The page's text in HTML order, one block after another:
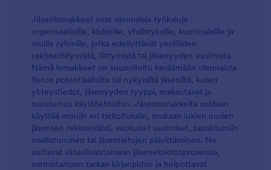
Jäsenlomakkeet ovat olennaisia työkaluja
organisaatioille, klubeille, yhdistyksille, kuntosaleille ja
muille ryhmille, jotka edellyttävät yksilöiden
rekisteröitymistä, liittymistä tai jäsenyyden uusimista.
Nämä lomakkeet on suunniteltu keräämään olennaista
tietoa potentiaalisilta tai nykyisiltä jäseniltä, kuten
yhteystiedot, jäsenyyden tyyppi, maksutavat ja
suostumus käyttöehtoihin. Jäsenlomakkeita voidaan
käyttää moniin eri tarkoituksiin, mukaan lukien uusien
jäsenten rekisteröinti, vuotuiset uusimiset, tapahtumiin
osallistuminen tai jäsentietojen päivittäminen. Ne
auttavat virtaviivaistamaan jäseneksiottoprosessia,
varmistamaan tarkan kirjanpidon ja helpottavat